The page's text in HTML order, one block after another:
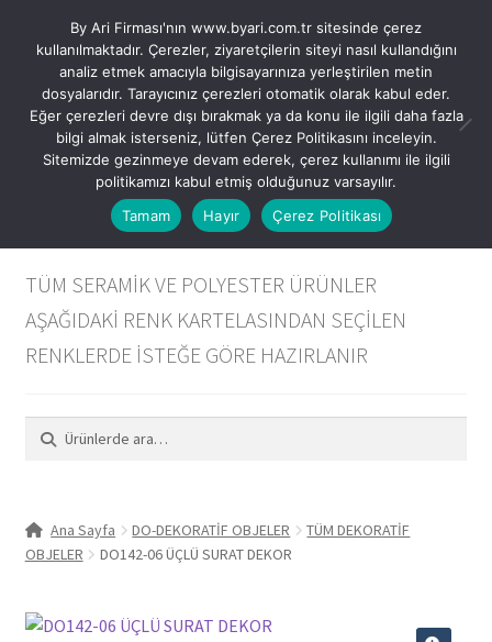
Dolaşıma
İçeriğe
Menü
Kategoriler
Tüm Modeller
Tüm Ürünler
Alternatif Satış Kanallarımız
Hesabım – Giriş / Kayıt
PDF Katalog İndir
Hakkımızda
SEPETTE “%10” İNDİRİM VE VADE FARKSIZ “3”
TAKSİT FIRSATI İLE ALIŞVERİŞ İMKANI
TÜM SERAMİK VE POLYESTER ÜRÜNLER
AŞAĞIDAKİ RENK KARTELASINDAN SEÇİLEN
RENKLERDE İSTEĞE GÖRE HAZIRLANIR
Ara:
Ara
Ana Sayfa DO-DEKORATİF OBJELER
TÜM DEKORATİF
OBJELER
DO142-06 ÜÇLÜ SURAT DEKOR
USD $
TRY ₺
By Ari Firması'nın www.byari.com.tr sitesinde çerez
kullanılmaktadır. Çerezler, ziyaretçilerin siteyi nasıl kullandığını
analiz etmek amacıyla bilgisayarınıza yerleştirilen metin
dosyalarıdır. Tarayıcınız çerezleri otomatik olarak kabul eder.
Eğer çerezleri devre dışı bırakmak ya da konu ile ilgili daha fazla
bilgi almak isterseniz, lütfen Çerez Politikasını inceleyin.
Sitemizde gezinmeye devam ederek, çerez kullanımı ile ilgili
politikamızı kabul etmiş olduğunuz varsayılır.
Tamam
Hayır Çerez Politikası